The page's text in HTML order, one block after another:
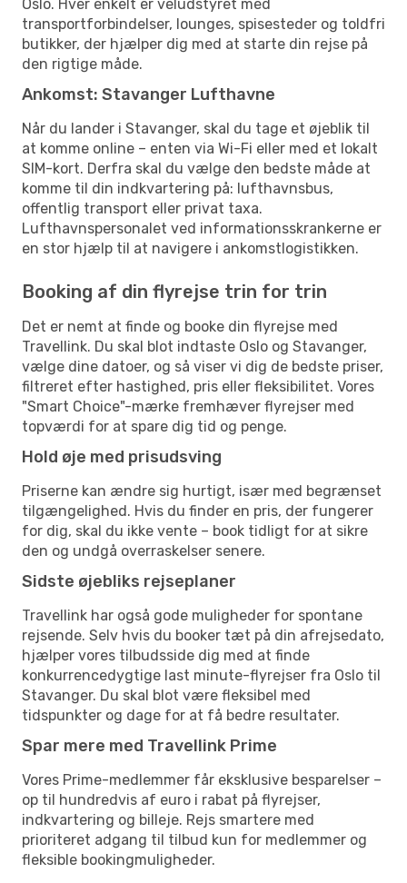
Oslo. Hver enkelt er veludstyret med
transportforbindelser, lounges, spisesteder og toldfri
butikker, der hjælper dig med at starte din rejse på
den rigtige måde.
Ankomst: Stavanger Lufthavne
Når du lander i Stavanger, skal du tage et øjeblik til
at komme online – enten via Wi-Fi eller med et lokalt
SIM-kort. Derfra skal du vælge den bedste måde at
komme til din indkvartering på: lufthavnsbus,
offentlig transport eller privat taxa.
Lufthavnspersonalet ved informationsskrankerne er
en stor hjælp til at navigere i ankomstlogistikken.
Booking af din flyrejse trin for trin
Det er nemt at finde og booke din flyrejse med
Travellink. Du skal blot indtaste Oslo og Stavanger,
vælge dine datoer, og så viser vi dig de bedste priser,
filtreret efter hastighed, pris eller fleksibilitet. Vores
"Smart Choice"-mærke fremhæver flyrejser med
topværdi for at spare dig tid og penge.
Hold øje med prisudsving
Priserne kan ændre sig hurtigt, især med begrænset
tilgængelighed. Hvis du finder en pris, der fungerer
for dig, skal du ikke vente – book tidligt for at sikre
den og undgå overraskelser senere.
Sidste øjebliks rejseplaner
Travellink har også gode muligheder for spontane
rejsende. Selv hvis du booker tæt på din afrejsedato,
hjælper vores tilbudsside dig med at finde
konkurrencedygtige last minute-flyrejser fra Oslo til
Stavanger. Du skal blot være fleksibel med
tidspunkter og dage for at få bedre resultater.
Spar mere med Travellink Prime
Vores Prime-medlemmer får eksklusive besparelser –
op til hundredvis af euro i rabat på flyrejser,
indkvartering og billeje. Rejs smartere med
prioriteret adgang til tilbud kun for medlemmer og
fleksible bookingmuligheder.